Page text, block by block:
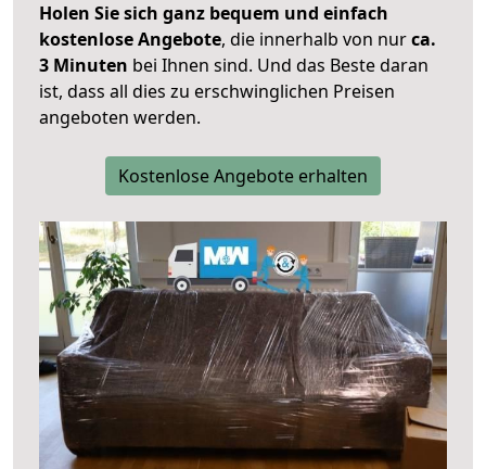
Holen Sie sich ganz bequem und einfach
kostenlose Angebote, die innerhalb von nurca.
3 Minuten bei Ihnen sind. Und das Beste daran
ist, dass all dies zu erschwinglichen Preisen
angeboten werden.
Kostenlose Angebote erhalten